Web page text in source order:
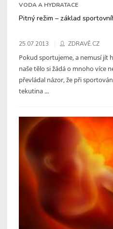
VODA A HYDRATACE
Pitný režim – základ
25.07.2013 ZDRAVĚ.CZ
Pokud sportujeme, a nemusí jít
naše tělo si žádá o mnoho více
převládal názor, že při
tekutina ...